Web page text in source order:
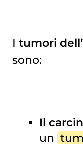
I tumori
sono:
Il
un